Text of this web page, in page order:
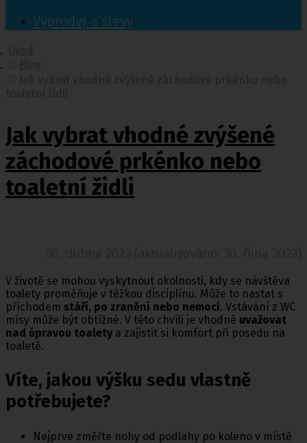
Výprodej a slevy
Jak vybrat vhodné zvýšené
záchodové prkénko nebo
toaletní židli
06. dubna 2023 (aktualizováno: 30. října 2023)
V životě se mohou vyskytnout okolnosti, kdy se návštěva
toalety proměňuje v těžkou disciplínu. Může to nastat s
příchodem stáří, po zranění nebo nemoci. Vstávání z WC
mísy může být obtížné. V této chvíli je vhodné uvažovat
nad úpravou toalety a zajistit si komfort při posedu na
toaletě.
Víte, jakou výšku sedu vlastně
potřebujete?
Nejprve změřte nohy od podlahy po koleno v místě